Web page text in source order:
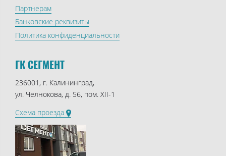
Партнерам
Банковские реквизиты
Политика конфиденциальности
ГК СЕГМЕНТ
236001, г. Калининград,
ул. Челнокова, д. 56, пом. XII-1
Схема проезда